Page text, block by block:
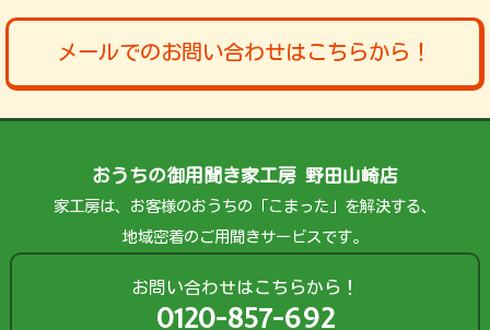
メールでのお問い合わせはこちらから！
おうちの御用聞き家工房 野田山崎店
家工房は、お客様のおうちの「こまった」を解決する、
地域密着のご用聞きサービスです。
お問い合わせはこちらから！
0120-857-692